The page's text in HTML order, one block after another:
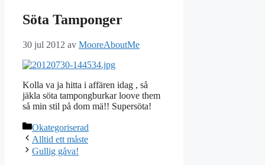
Söta Tamponger
30 jul 2012 av MooreAboutMe
Kolla va ja hitta i affären idag , så
jäkla söta tampongburkar loove them
så min stil på dom mä!! Supersöta!
Kategorier
Okategoriserad
Alltid ett måste
Gullig gåva!